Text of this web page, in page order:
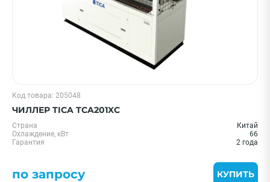
Код товара: 205048
ЧИЛЛЕР TICA TCA201XC
Страна
Китай
Охлаждение, кВт
66
Гарантия
2 года
по запросу КУПИТЬ